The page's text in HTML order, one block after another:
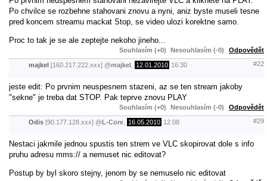
Po chvilce se rozbehne stahovani znovu a nyni, aniz byste museli tesne
pred koncem streamu mackat Stop, se video ulozi korektne samo.
Proc to tak je se ale zeptejte nekoho jineho...
Souhlasím (+0) Nesouhlasím (-0) Odpovědět
majkel [160.217.222.xxx] @majkel 12.01.2010 16:30 #22
jeste edit: Po prvnim neuspesnem stazeni, az se ten stream jakoby
"sekne" je treba dat STOP. Pak teprve znovu PLAY
Souhlasím (+0) Nesouhlasím (-0) Odpovědět
Odis [90.177.128.xxx] @L-Core 16.05.2010 12:08 #29
Nestaci jakmile jednou spustis ten strem ve VLC skopirovat dole s info
pruhu adresu mms:// a nemuset nic editovat?
Postup by byl skoro stejny, jenom by se nemuselo nic editovat